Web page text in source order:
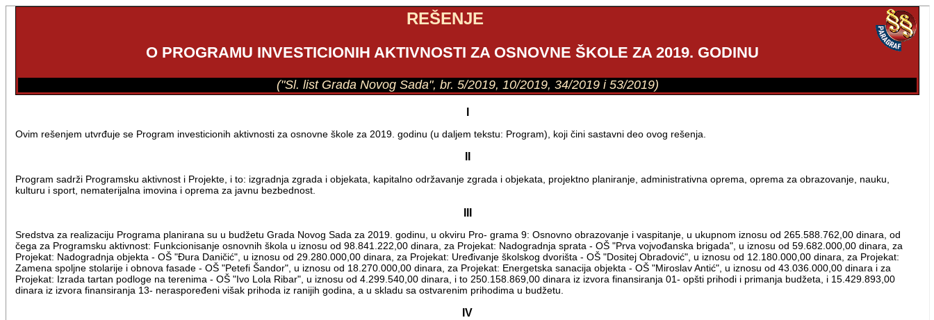
REŠENJE
O PROGRAMU INVESTICIONIH AKTIVNOSTI ZA OSNOVNE ŠKOLE ZA 2019. GODINU
("Sl. list Grada Novog Sada", br. 5/2019, 10/2019, 34/2019 i 53/2019)
Ovim rešenjem utvrđuje se Program investicionih aktivnosti za osnovne škole za 2019. godinu (u daljem tekstu: Program), koji čini sastavni deo ovog rešenja.
Program sadrži Programsku aktivnost i Projekte, i to: izgradnja zgrada i objekata, kapitalno održavanje zgrada i objekata, projektno planiranje, administrativna oprema, oprema za obrazovanje, nauku,
kulturu i sport, nematerijalna imovina i oprema za javnu bezbednost.
Sredstva za realizaciju Programa planirana su u budžetu Grada Novog Sada za 2019. godinu, u okviru Pro- grama 9: Osnovno obrazovanje i vaspitanje, u ukupnom iznosu od 265.588.762,00 dinara, od
čega za Programsku aktivnost: Funkcionisanje osnovnih škola u iznosu od 98.841.222,00 dinara, za Projekat: Nadogradnja sprata - OŠ "Prva vojvođanska brigada", u iznosu od 59.682.000,00 dinara, za
Projekat: Nadogradnja objekta - OŠ "Đura Daničić", u iznosu od 29.280.000,00 dinara, za Projekat: Uređivanje školskog dvorišta - OŠ "Dositej Obradović", u iznosu od 12.180.000,00 dinara, za Projekat:
Zamena spoljne stolarije i obnova fasade - OŠ "Petefi Šandor", u iznosu od 18.270.000,00 dinara, za Projekat: Energetska sanacija objekta - OŠ "Miroslav Antić", u iznosu od 43.036.000,00 dinara i za
Projekat: Izrada tartan podloge na terenima - OŠ "Ivo Lola Ribar", u iznosu od 4.299.540,00 dinara, i to 250.158.869,00 dinara iz izvora finansiranja 01- opšti prihodi i primanja budžeta, i 15.429.893,00
dinara iz izvora finansiranja 13- neraspoređeni višak prihoda iz ranijih godina, a u skladu sa ostvarenim prihodima u budžetu.
IV